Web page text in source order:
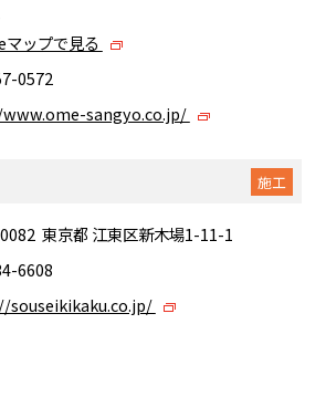
ップで見る
0572
sangyo.co.jp/
施工
東京都 江東区新木場1-11-1
6608
souseikikaku.co.jp/